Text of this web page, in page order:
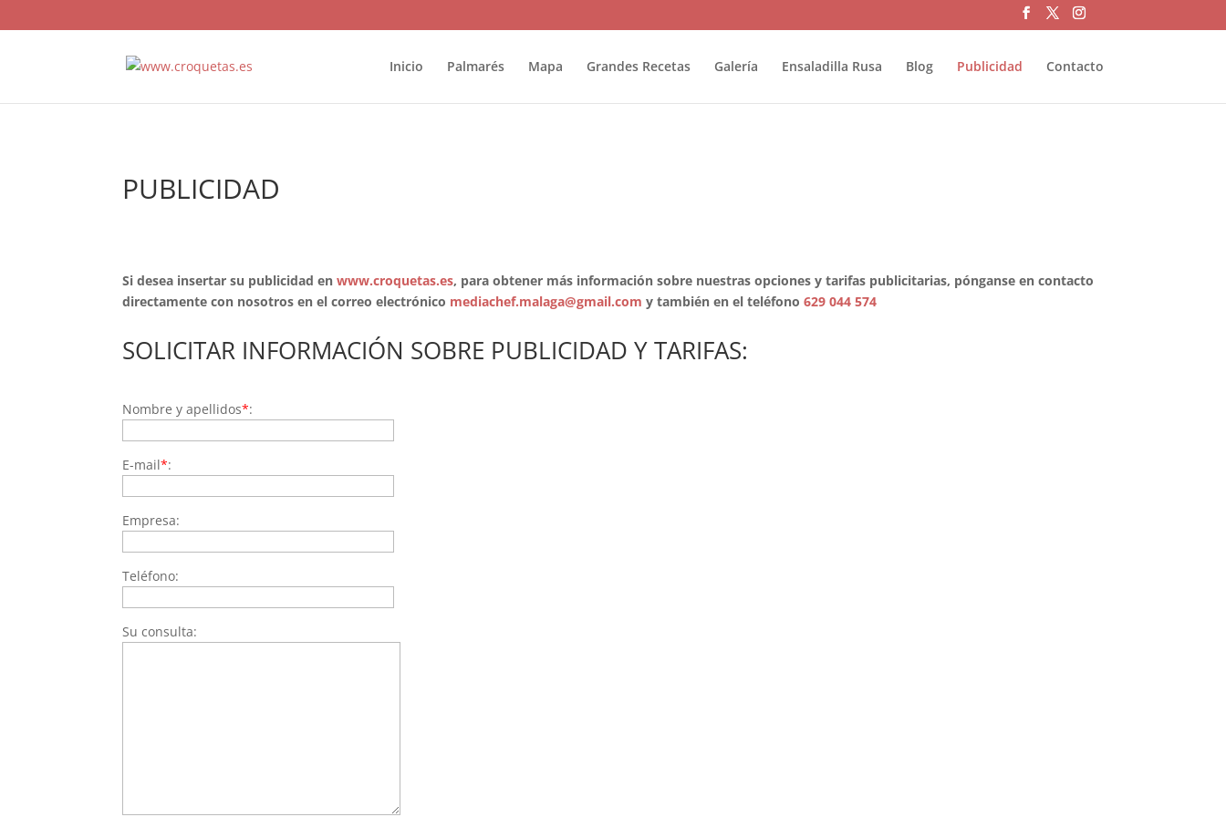
Inicio Palmarés Mapa Grandes Recetas Galería Ensaladilla Rusa Blog Publicidad Contacto
PUBLICIDAD
Si desea insertar su publicidad enwww.croquetas.es, para obtener más información sobre nuestras opciones y tarifas publicitarias, pónganse en contacto
directamente con nosotros en el correo electrónico mediachef.malaga@gmail.com y también en el teléfono629 044 574
SOLICITAR INFORMACIÓN SOBRE PUBLICIDAD Y TARIFAS:
Nombre y apellidos*:
E-mail*:
Empresa:
Teléfono:
Su consulta: